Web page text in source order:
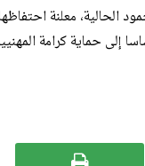
معلنة احتفاظها
إلى حماية كرامة